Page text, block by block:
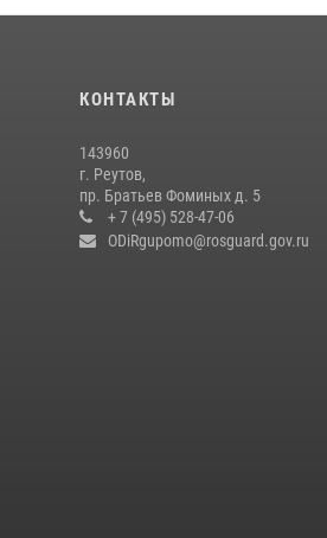
КОНТАКТЫ
143960
г. Реутов,
пр. Братьев Фоминых д. 5
+ 7 (495) 528-47-06
ODiRgupomo@rosguard.gov.ru